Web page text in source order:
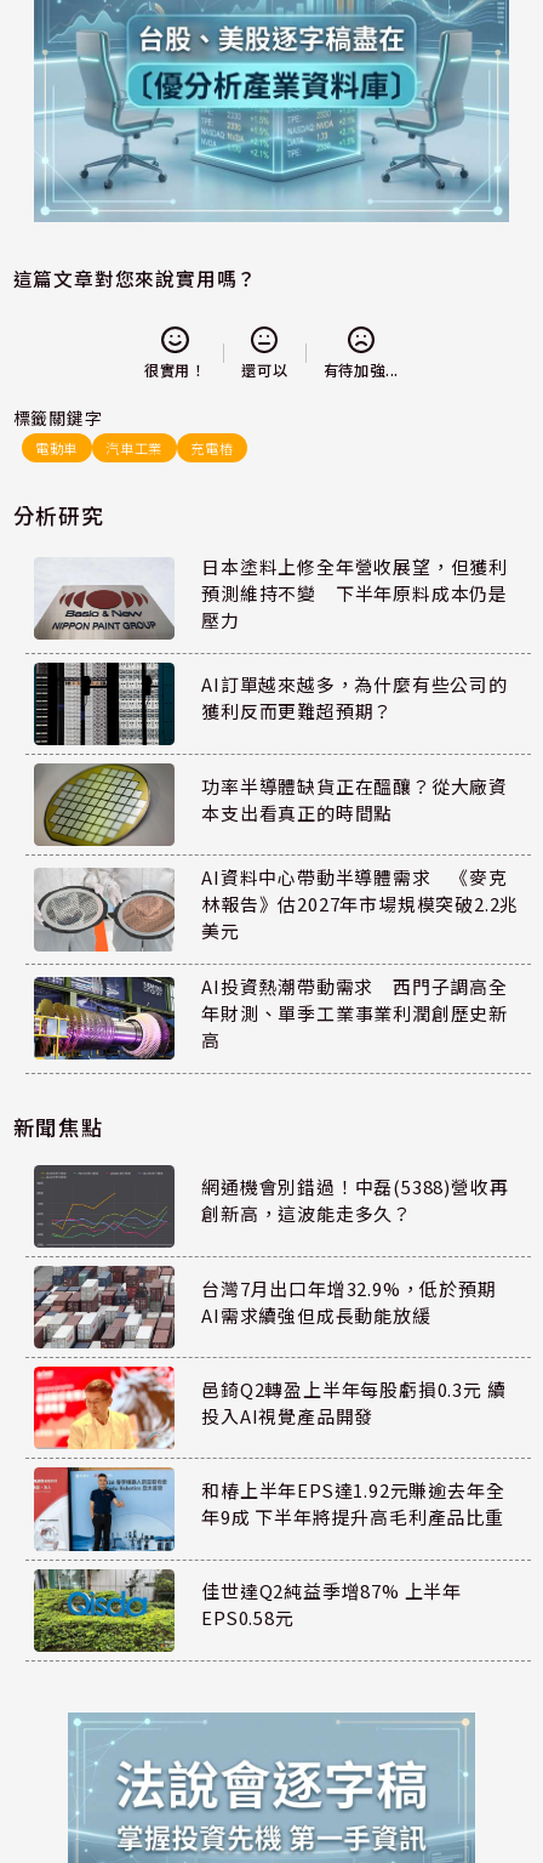
這篇文章對您來說實用嗎？
很實用！ 還可以 有待加強...
標籤關鍵字
電動車 汽車工業 充電樁
分析研究
日本塗料上修全年營收展望，但獲利
預測維持不變 下半年原料成本仍是
壓力
AI訂單越來越多，為什麼有些公司的
獲利反而更難超預期？
功率半導體缺貨正在醞釀？從大廠資
本支出看真正的時間點
AI資料中心帶動半導體需求 《麥克
林報告》估2027年市場規模突破2.2兆
美元
AI投資熱潮帶動需求 西門子調高全
年財測、單季工業事業利潤創歷史新
高
新聞焦點
網通機會別錯過！中磊(5388)營收再
創新高，這波能走多久？
台灣7月出口年增32.9%，低於預期
AI需求續強但成長動能放緩
邑錡Q2轉盈上半年每股虧損0.3元 續
投入AI視覺產品開發
和椿上半年EPS達1.92元賺逾去年全
年9成 下半年將提升高毛利產品比重
佳世達Q2純益季增87% 上半年
EPS0.58元